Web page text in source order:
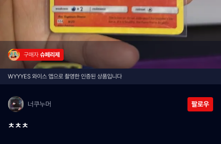
구매자 슈페리제
WYYYES 와이스 앱으로 촬영한 인증된 상품입니다
너쿠누머 팔로우
ㅊㅊㅊ